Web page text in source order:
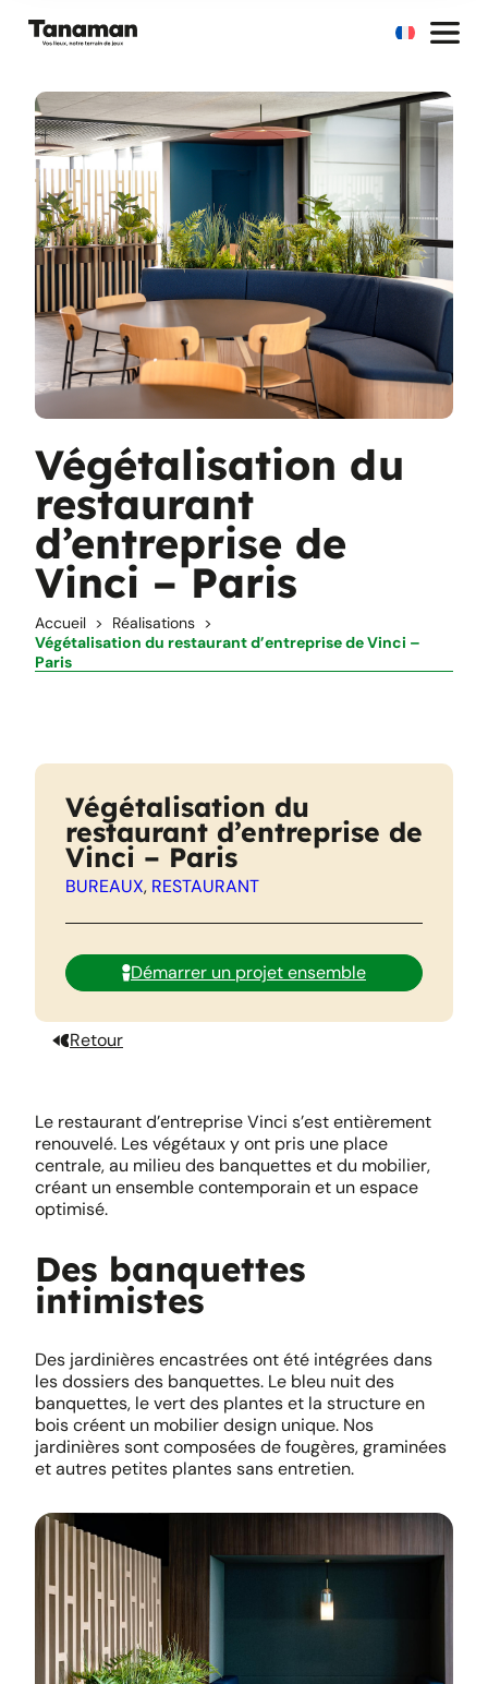
contenu
Végétalisation du
restaurant
d’entreprise de
Vinci – Paris
Accueil
Réalisations
Végétalisation du restaurant d’entreprise de Vinci –
Paris
Végétalisation du
restaurant d’entreprise de
Vinci – Paris
BUREAUX, RESTAURANT
Démarrer un projet ensemble
Retour
Le restaurant d’entreprise Vinci s’est entièrement
renouvelé. Les végétaux y ont pris une place
centrale, au milieu des banquettes et du mobilier,
créant un ensemble contemporain et un espace
optimisé.
Des banquettes
intimistes
Des jardinières encastrées ont été intégrées dans
les dossiers des banquettes. Le bleu nuit des
banquettes, le vert des plantes et la structure en
bois créent un mobilier design unique. Nos
jardinières sont composées de fougères, graminées
et autres petites plantes sans entretien.